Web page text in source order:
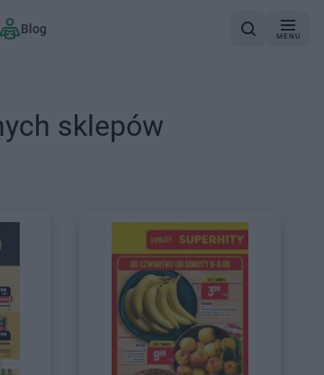
Blog
MENU
sklepów